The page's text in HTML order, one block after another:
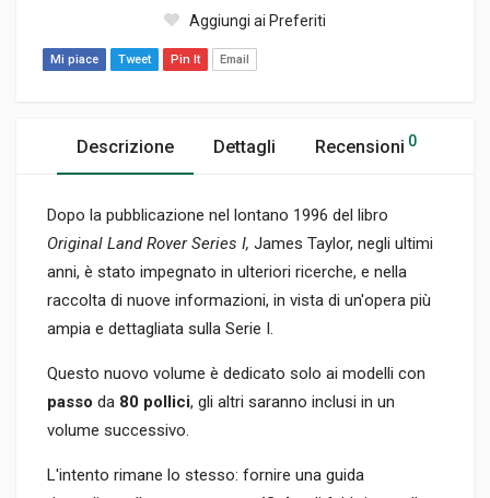
Aggiungi ai Preferiti
Mi piace Tweet Pin It Email
Descrizione Dettagli Recensioni 0
Dopo la pubblicazione nel lontano 1996 del libro
Original Land Rover Series I, James Taylor, negli ultimi
anni, è stato impegnato in ulteriori ricerche, e nella
raccolta di nuove informazioni, in vista di un'opera più
ampia e dettagliata sulla Serie I.
Questo nuovo volume è dedicato solo ai modelli con
passo da 80 pollici, gli altri saranno inclusi in un
volume successivo.
L'intento rimane lo stesso: fornire una guida